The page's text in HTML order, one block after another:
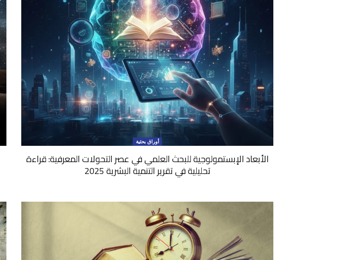
أوراق بحثية
الأبعاد الإبستمولوجية للبحث العلمي في عصر التحولات المعرفية: قراءة
تحليلية في تقرير التنمية البشرية 2025